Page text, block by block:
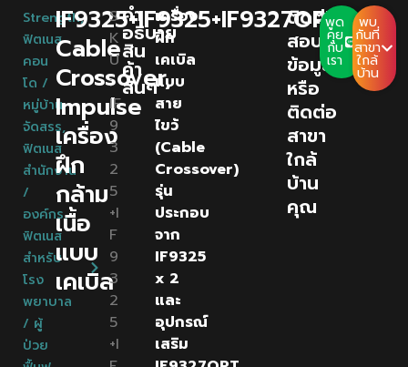
Strength,
ฟิตเนส
คอน
โด /
หมู่บ้าน
จัดสรร,
ฟิตเนส
สำนักงาน
/
องค์กร,
ฟิตเนส
สำหรับ
โรง
พยาบาล
/ ผู้
ป่วย
IF9325+IF9325+IF9327OPT
Cable
Crossover,
Impulse
เครื่อง
ฝึก
กล้าม
เนื้อ
แบบ
เคเบิล
S
K
U
:
IF
9
3
2
5
+I
F
9
3
2
5
+I
คํา
อธิบาย
สิน
ค้า
สั้นๆ
เครื่อง
ฝึก
เคเบิล
แบบ
สาย
ไขว้
(Cable
Crossover)
รุ่น
ประกอบ
จาก
IF9325
x 2
และ
อุปกรณ์
เสริม
ติดต่อ
สอบถาม
ข้อมูล
หรือ
ติดต่อ
สาขา
ใกล้
บ้าน
คุณ
พูด
คุย
กับ
เรา
พบ
กันที่
สาขา
ใกล้
บ้าน